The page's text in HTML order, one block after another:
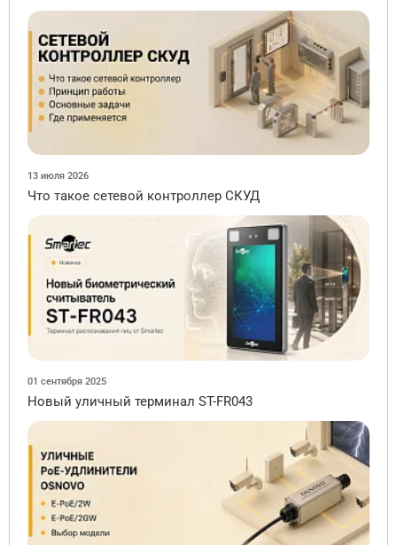
13 июля 2026
Что такое сетевой контроллер СКУД
01 сентября 2025
Новый уличный терминал ST-FR043